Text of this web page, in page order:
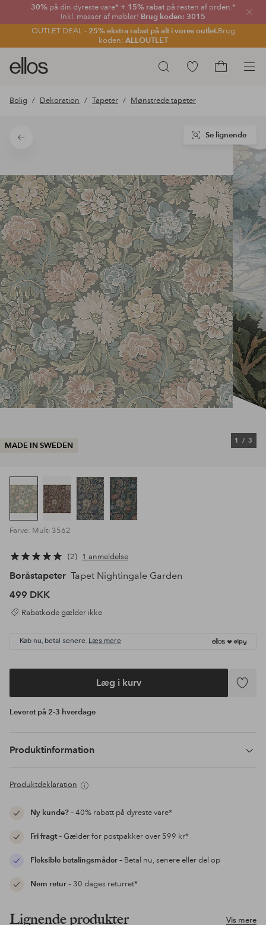
30% på din dyreste vare* + 15% rabatpå resten af orden.*
Inkl. masser af møbler! Brug koden: 3015
OUTLET DEAL - 25% ekstra rabat på alt i vores outlet.Brug
koden: ALLOUTLET
Luk
Søg
Ellos
logo
gå
forsiden
Gå
Bolig Dekoration Tapeter Mønstrede tapeter
Tilbage
MADE IN SWEDEN
1 / 3
Se lignende
Farve: Multi 3562
2 1 anmeldelse
Boråstapeter Tapet Nightingale Garden
499 DKK
Rabatkode gælder ikke
Køb nu, betal senere. Læs mere
Læg i kurv
Tilføj
Leveret på 2-3 hverdage
Produktinformation
Produktdeklaration
Ny kunde?– 40% rabatt på dyreste vare*
Fri fragt– Gælder for postpakker over 599 kr*
Fleksible betalingsmåder– Betal nu, senere eller del op
Nem retur– 30 dages returret*
Vis mere
Lignende produkter